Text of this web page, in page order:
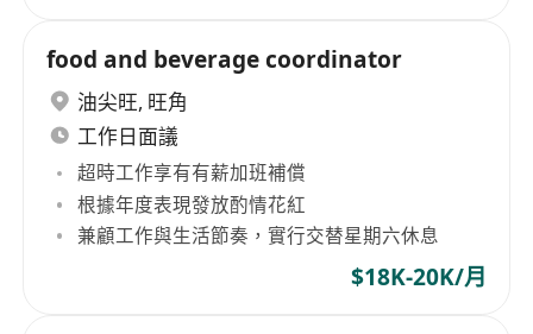
food and beverage coordinator
油尖旺, 旺角
工作日面議
超時工作享有有薪加班補償
根據年度表現發放酌情花紅
兼顧工作與生活節奏，實行交替星期六休息
$18K-20K/月